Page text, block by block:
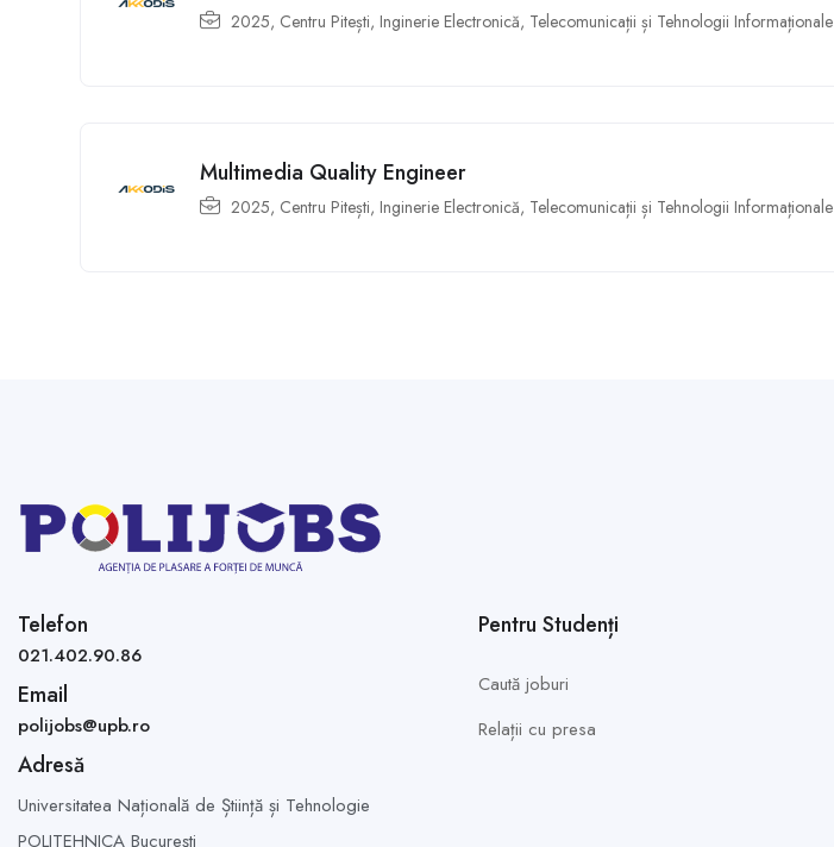
2025, Centru Pitești, Inginerie Electronică, Telecomunicații și Tehnologii Informaționale
Multimedia Quality Engineer
2025, Centru Pitești, Inginerie Electronică, Telecomunicații și Tehnologii Informaționale
Telefon
021.402.90.86
Email
polijobs@upb.ro
Adresă
Universitatea Națională de Știință și Tehnologie
POLITEHNICA București
Pentru Studenți
Caută joburi
Relații cu presa